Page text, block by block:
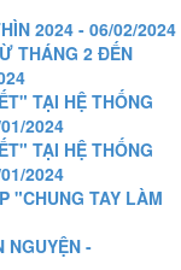
2024 - 06/02/2024
THÁNG 2 ĐẾN
TẠI HỆ THỐNG
2024
TẠI HỆ THỐNG
2024
"CHUNG TAY LÀM
NGUYỆN -